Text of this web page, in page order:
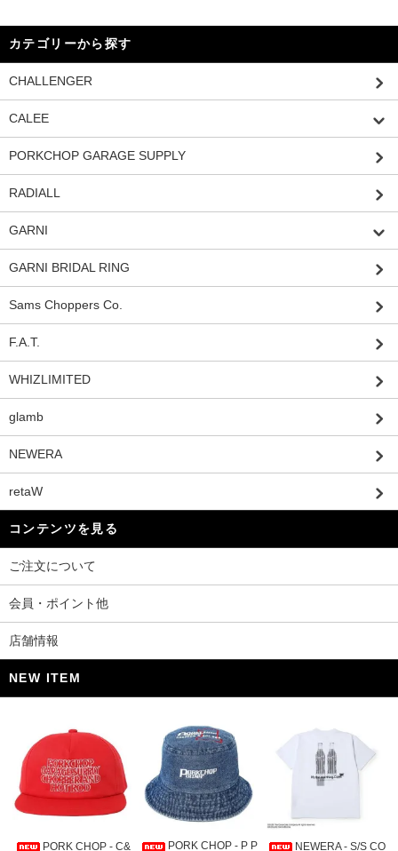
カテゴリーから探す
CHALLENGER
CALEE
PORKCHOP GARAGE SUPPLY
RADIALL
GARNI
GARNI BRIDAL RING
Sams Choppers Co.
F.A.T.
WHIZLIMITED
glamb
NEWERA
retaW
コンテンツを見る
ご注文について
会員・ポイント他
店舗情報
NEW ITEM
PORK CHOP - C&
PORK CHOP - P P
NEWERA - S/S CO